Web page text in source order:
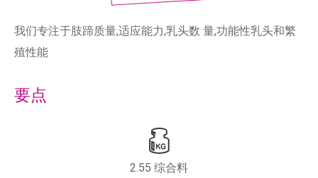
我们专注于肢蹄质量,适应能力,乳头数 量,功能性乳头和繁
殖性能
要点
2.55 综合料